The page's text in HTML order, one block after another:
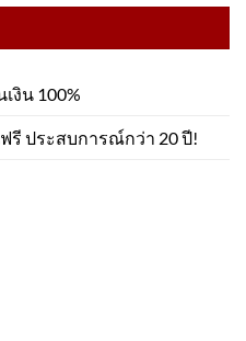
งิน 100%
รี ประสบการณ์กว่า 20 ปี!